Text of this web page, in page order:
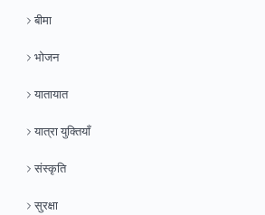
बीमा
भोजन
यातायात
यात्रा युक्तियाँ
संस्कृति
सुरक्षा